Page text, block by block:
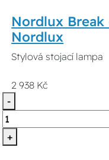
Nordlux Break
Nordlux
Stylová stojací lampa
2 938 Kč
-
+